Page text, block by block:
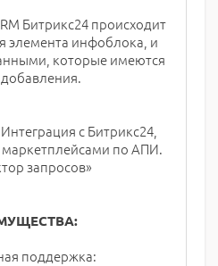
Битрикс24 происходит
элемента инфоблока, и
которые имеются
поддержка: